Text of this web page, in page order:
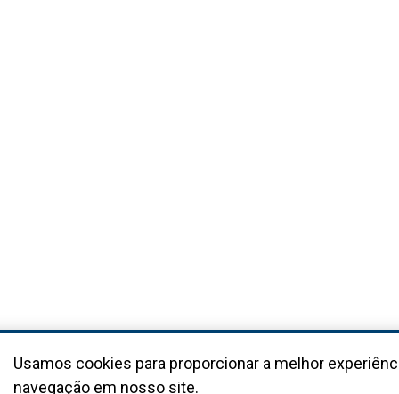
Usamos cookies para proporcionar a melhor
navegação em nosso site.